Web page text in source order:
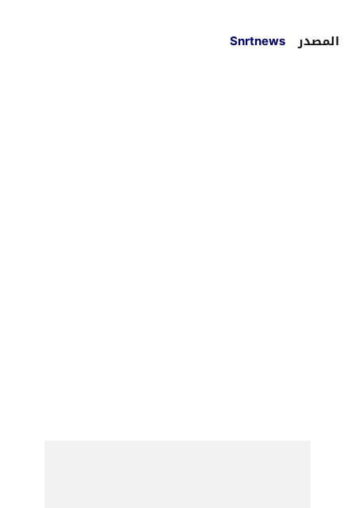
المصدر Snrtnews